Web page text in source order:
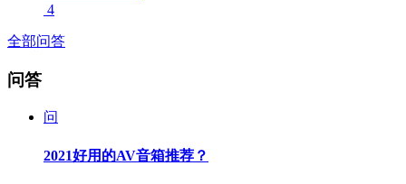
4
全部问答
问答
问
2021好用的AV音箱推荐？